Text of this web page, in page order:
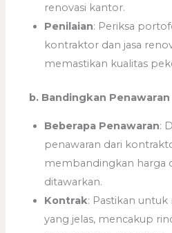
renovasi kantor.
Penilaian: Periksa
kontraktor dan jasa
memastikan kualitas
b. Bandingkan Penawaran
Beberapa Penawaran:
penawaran dari
membandingkan harga
ditawarkan.
Kontrak: Pastikan
yang jelas, mencakup